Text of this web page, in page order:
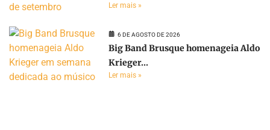
Ler mais »
6 DE AGOSTO DE 2026
Big Band Brusque homenageia Aldo
Krieger...
Ler mais »